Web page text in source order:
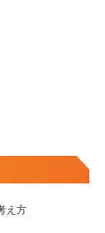
え方